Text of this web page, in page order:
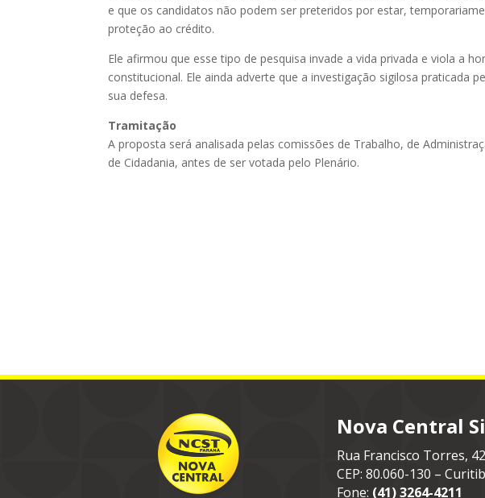
e que os candidatos não podem ser preteridos por estar,
proteção ao crédito.
Ele afirmou que esse tipo de pesquisa invade a vida privada e viola a
constitucional. Ele ainda adverte que a investigação sigilosa praticada
sua defesa.
Tramitação
A proposta será analisada pelas comissões de Trabalho, de
de Cidadania, antes de ser votada pelo Plenário.
Nova Central
Rua Francisco Torres,
CEP: 80.060-130 –
Fone: (41) 3264-4211